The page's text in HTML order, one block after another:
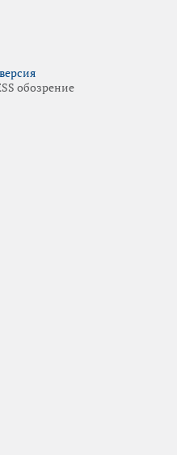
обозрение